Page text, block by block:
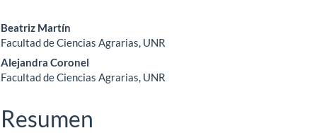
Contenido
principal
del
artículo
Beatriz Martín
Facultad de Ciencias Agrarias, UNR
Alejandra Coronel
Facultad de Ciencias Agrarias, UNR
Resumen